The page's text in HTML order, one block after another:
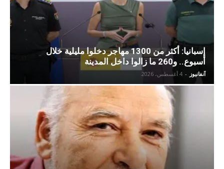
إسبانيا: أكثر من 1300 مهاجر دخلوا مليلية خلال
أسبوع.. و260 ما زالوا داخل المدينة
آنفانيوز - 4 أغسطس، 2026